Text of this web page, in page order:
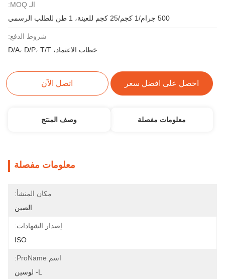
الـ MOQ:
500 جرام/1 كجم/25 كجم للعينة، 1 طن للطلب الرسمي
شروط الدفع:
خطاب الاعتماد، D/A، D/P، T/T
احصل على افضل سعر اتصل الآن
معلومات مفصلة وصف المنتج
معلومات مفصلة
مكان المنشأ:
الصين
إصدار الشهادات:
ISO
اسم ProName: